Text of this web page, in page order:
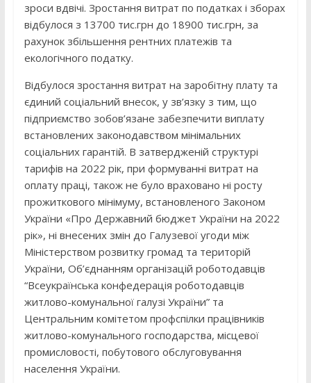
зроси вдвічі. Зростання витрат по податках і зборах
відбулося з 13700 тис.грн до 18900 тис.грн, за
рахунок збільшення рентних платежів та
екологічного податку.
Відбулося зростання витрат на заробітну плату та
єдиний соціальний внесок, у зв’язку з тим, що
підприємство зобов’язане забезпечити виплату
встановлених законодавством мінімальних
соціальних гарантій. В затвердженій структурі
тарифів на 2022 рік, при формуванні витрат на
оплату праці, також не було враховано ні росту
прожиткового мінімуму, встановленого Законом
України «Про Державний бюджет України на 2022
рік», ні внесених змін до Галузевої угоди між
Міністерством розвитку громад та територій
України, Об’єднанням організацій роботодавців
“Всеукраїнська конфедерація роботодавців
житлово-комунальної галузі України” та
Центральним комітетом профспілки працівників
житлово-комунального господарства, місцевої
промисловості, побутового обслуговування
населення України.